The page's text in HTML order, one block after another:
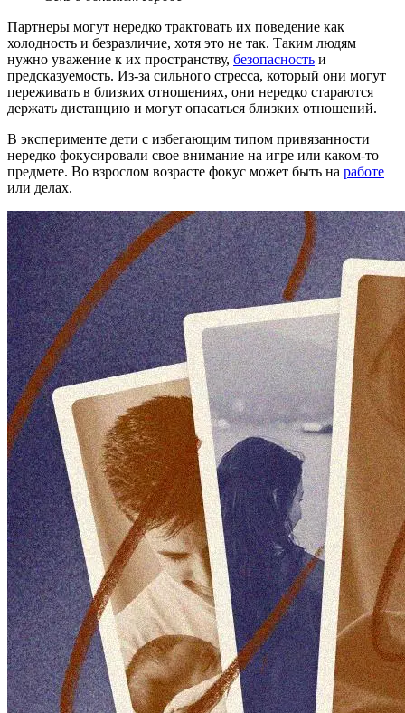
Партнеры могут нередко трактовать их поведение как
холодность и безразличие, хотя это не так. Таким людям
нужно уважение к их пространству, безопасность и
предсказуемость. Из-за сильного стресса, который они могут
переживать в близких отношениях, они нередко стараются
держать дистанцию и могут опасаться близких отношений.
В эксперименте дети с избегающим типом привязанности
нередко фокусировали свое внимание на игре или каком-то
предмете. Во взрослом возрасте фокус может быть на работе
или делах.